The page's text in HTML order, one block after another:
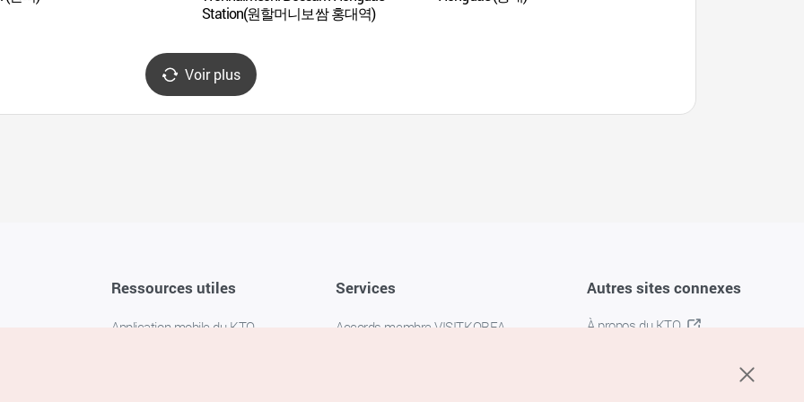
Station(원할머니보쌈 홍대역)
Voir plus
Ressources utiles
Application mobile du KTO
Services
Accords membre VISITKOREA
Autres sites connexes
À propos du KTO